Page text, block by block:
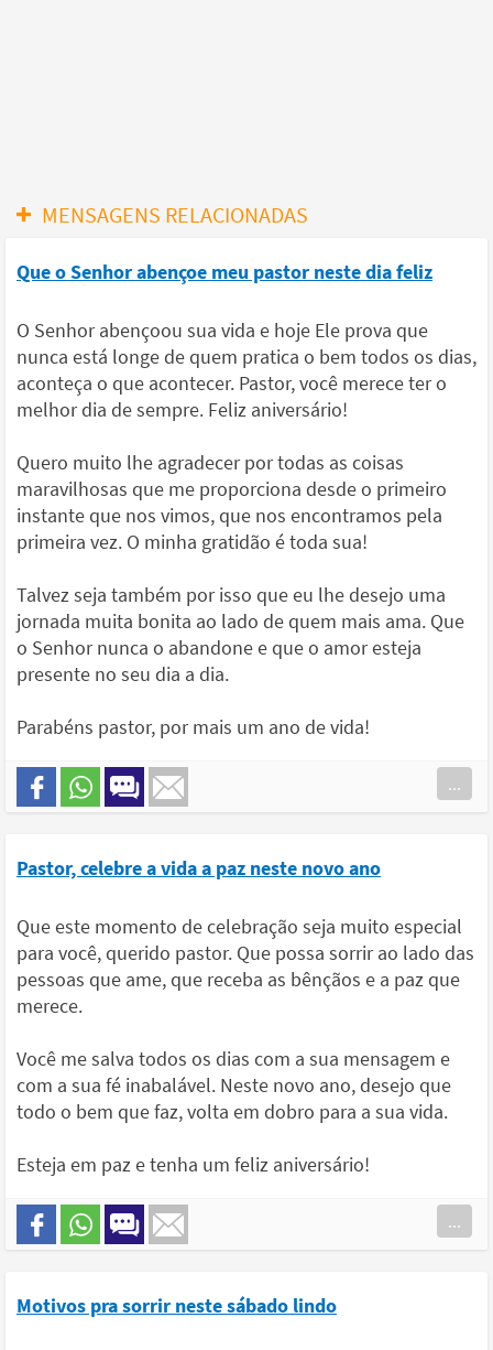
MENSAGENS RELACIONADAS
Que o Senhor abençoe meu pastor neste dia feliz
O Senhor abençoou sua vida e hoje Ele prova que
nunca está longe de quem pratica o bem todos os dias,
aconteça o que acontecer. Pastor, você merece ter o
melhor dia de sempre. Feliz aniversário!
Quero muito lhe agradecer por todas as coisas
maravilhosas que me proporciona desde o primeiro
instante que nos vimos, que nos encontramos pela
primeira vez. O minha gratidão é toda sua!
Talvez seja também por isso que eu lhe desejo uma
jornada muita bonita ao lado de quem mais ama. Que
o Senhor nunca o abandone e que o amor esteja
presente no seu dia a dia.
Parabéns pastor, por mais um ano de vida!
...
Pastor, celebre a vida a paz neste novo ano
Que este momento de celebração seja muito especial
para você, querido pastor. Que possa sorrir ao lado das
pessoas que ame, que receba as bênçãos e a paz que
merece.
Você me salva todos os dias com a sua mensagem e
com a sua fé inabalável. Neste novo ano, desejo que
todo o bem que faz, volta em dobro para a sua vida.
Esteja em paz e tenha um feliz aniversário!
...
Motivos pra sorrir neste sábado lindo